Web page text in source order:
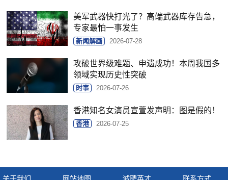
美军武器快打光了？高端武器库存告急，
专家最怕一事发生
新闻解画 2026-07-28
攻破世界级难题、申遗成功！本周我国多
领域实现历史性突破
时事 2026-07-26
香港知名女演员宣萱发声明：图是假的！
香港 2026-07-25